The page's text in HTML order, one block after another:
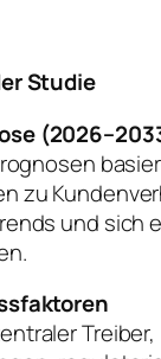
Studie
zu
und sich
Treiber,